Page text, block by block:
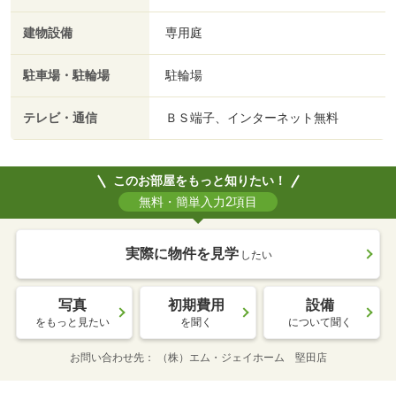
建物設備 専用庭
駐車場・駐輪場 駐輪場
テレビ・通信 ＢＳ端子、インターネット無料
このお部屋をもっと知りたい！
無料・簡単入力2項目
実際に物件を見学 したい
写真
をもっと見たい
初期費用
を聞く
設備
について聞く
お問い合わせ先 （株）エム・ジェイホーム 堅田店